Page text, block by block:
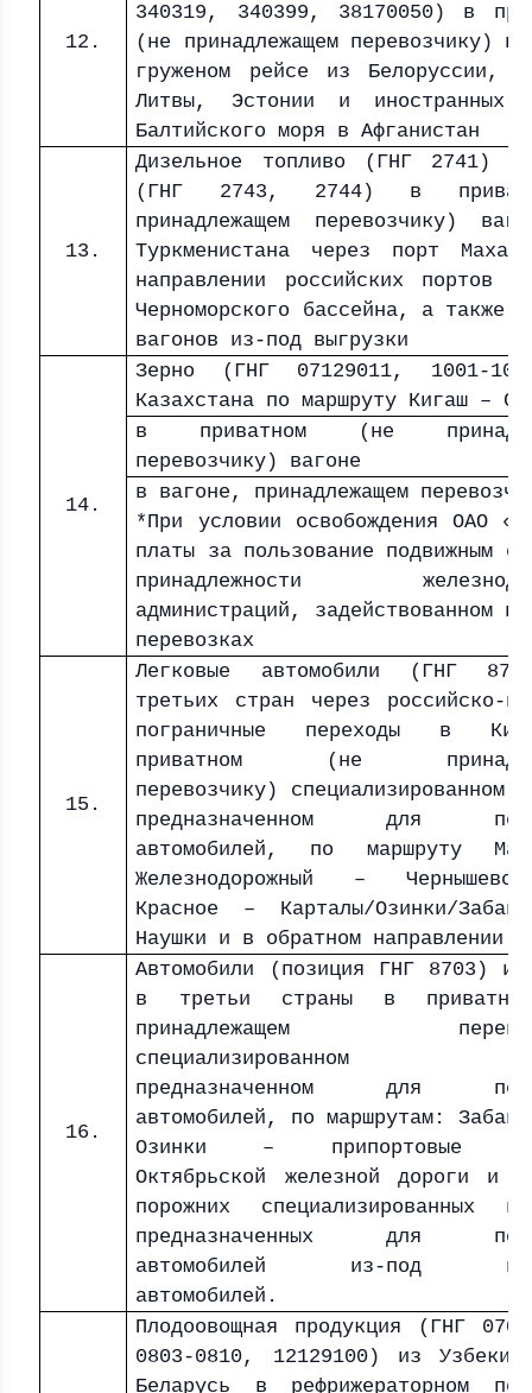
12.
340319, 340399, 38170050) в
(не принадлежащем перевозчику)
груженом рейсе из Белоруссии,
Литвы, Эстонии и иностранных
Балтийского моря в Афганистан
13.
Дизельное топливо (ГНГ 2741) и
(ГНГ 2743, 2744) в
принадлежащем перевозчику)
Туркменистана через порт
направлении российских портов
Черноморского бассейна, а также
вагонов из-под выгрузки
14.
Зерно (ГНГ 07129011, 1001-
Казахстана по маршруту Кигаш –
в приватном (не
перевозчику) вагоне
в вагоне, принадлежащем
*При условии освобождения ОАО
платы за пользование подвижным
принадлежности
администраций, задействованном в
перевозках
15.
Легковые автомобили (ГНГ
третьих стран через российско-
пограничные переходы в
приватном (не
перевозчику) специализированном
предназначенном для
автомобилей, по маршруту
Железнодорожный –
Красное – Карталы/Озинки/
Наушки и в обратном направлении
16.
Автомобили (позиция ГНГ 8703)
в третьи страны в
принадлежащем
специализированном
предназначенном для
автомобилей, по маршрутам:
Озинки – припортовые
Октябрьской железной дороги и
порожних специализированных
предназначенных для
автомобилей из-под
автомобилей.
Плодоовощная продукция (ГНГ
0803-0810, 12129100) из
Беларусь в рефрижераторном